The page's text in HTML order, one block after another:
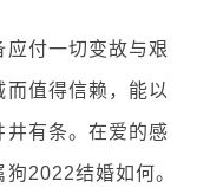
付一切变故与艰
值得信赖，能以
有条。在爱的感
2022结婚如何。